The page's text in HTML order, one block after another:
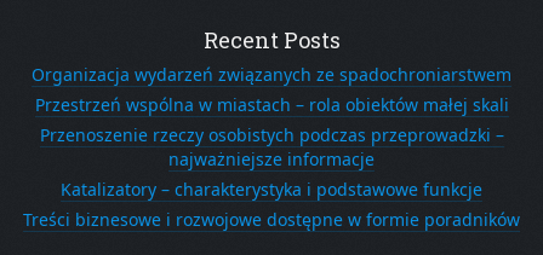
Recent Posts
Organizacja wydarzeń związanych ze spadochroniarstwem
Przestrzeń wspólna w miastach – rola obiektów małej skali
Przenoszenie rzeczy osobistych podczas przeprowadzki –
najważniejsze informacje
Katalizatory – charakterystyka i podstawowe funkcje
Treści biznesowe i rozwojowe dostępne w formie poradników